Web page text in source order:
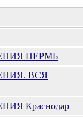
ПЕРМЬ
ВСЯ
Краснодар